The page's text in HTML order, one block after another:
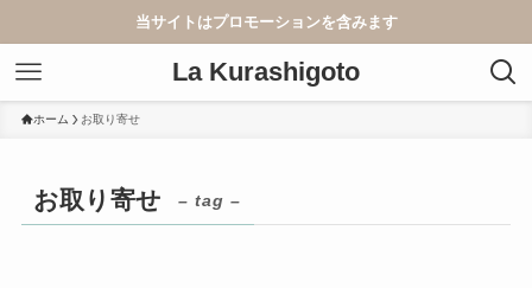
当サイトはプロモーションを含みます
La Kurashigoto
ホーム お取り寄せ
お取り寄せ – tag –